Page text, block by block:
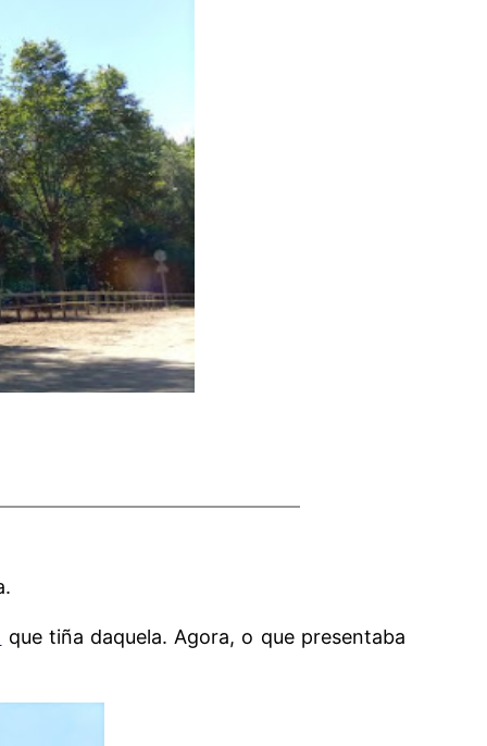
que tiña daquela. Agora, o que presentaba